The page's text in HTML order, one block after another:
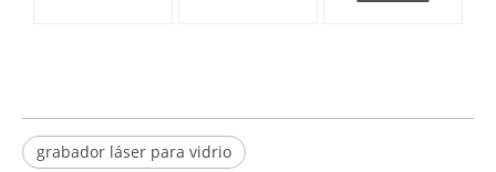
grabador láser para vidrio